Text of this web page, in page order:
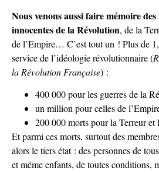
Nous venons aussi faire mémoire
innocentes de la Révolution, de la
de l’Empire… C’est tout un ! Plus de
service de l’idéologie révolutionnaire (
la Révolution Française) :
400 000 pour les guerres de la
un million pour celles de
200 000 morts pour la Terreur et
Et parmi ces morts, surtout des
alors le tiers état : des personnes de
et même enfants, de toutes conditions,